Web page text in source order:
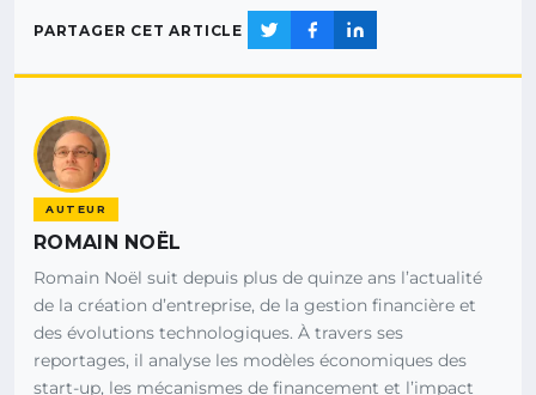
PARTAGER CET ARTICLE
AUTEUR
ROMAIN NOËL
Romain Noël suit depuis plus de quinze ans l’actualité
de la création d’entreprise, de la gestion financière et
des évolutions technologiques. À travers ses
reportages, il analyse les modèles économiques des
start-up, les mécanismes de financement et l’impact